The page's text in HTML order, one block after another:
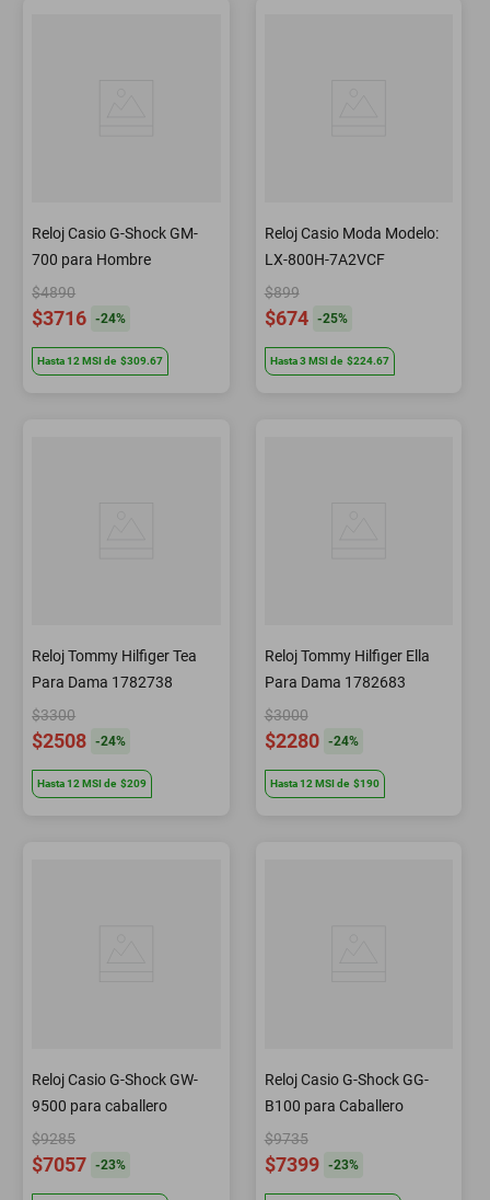
Reloj Casio G-Shock GM-
700 para Hombre
$4890
$3716 -24%
Hasta12 MSIde $309.67
Reloj Casio Moda Modelo:
LX-800H-7A2VCF
$899
$674 -25%
Hasta3 MSIde $224.67
Reloj Tommy Hilfiger Tea
Para Dama 1782738
$3300
$2508 -24%
Hasta12MSIde $209
Reloj Tommy Hilfiger Ella
Para Dama 1782683
$3000
$2280 -24%
Hasta12MSIde $190
Reloj Casio G-Shock GW-
9500 para caballero
$9285
$7057 -23%
Reloj Casio G-Shock GG-
B100 para Caballero
$9735
$7399 -23%